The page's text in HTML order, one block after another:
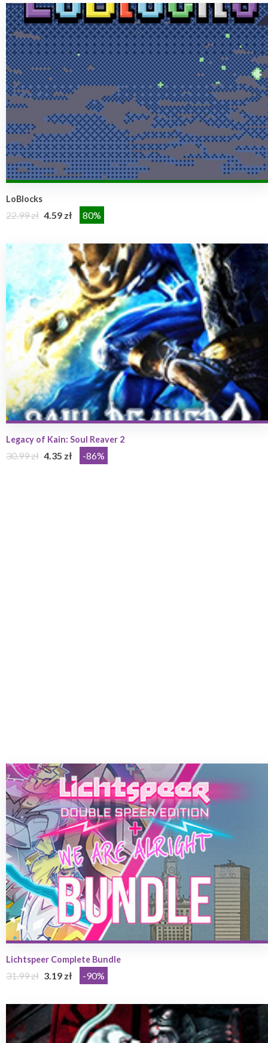
LoBlocks
22.99 zł 4.59 zł 80%
Legacy of Kain: Soul Reaver 2
30.99 zł 4.35 zł -86%
Lichtspeer Complete Bundle
31.99 zł 3.19 zł -90%